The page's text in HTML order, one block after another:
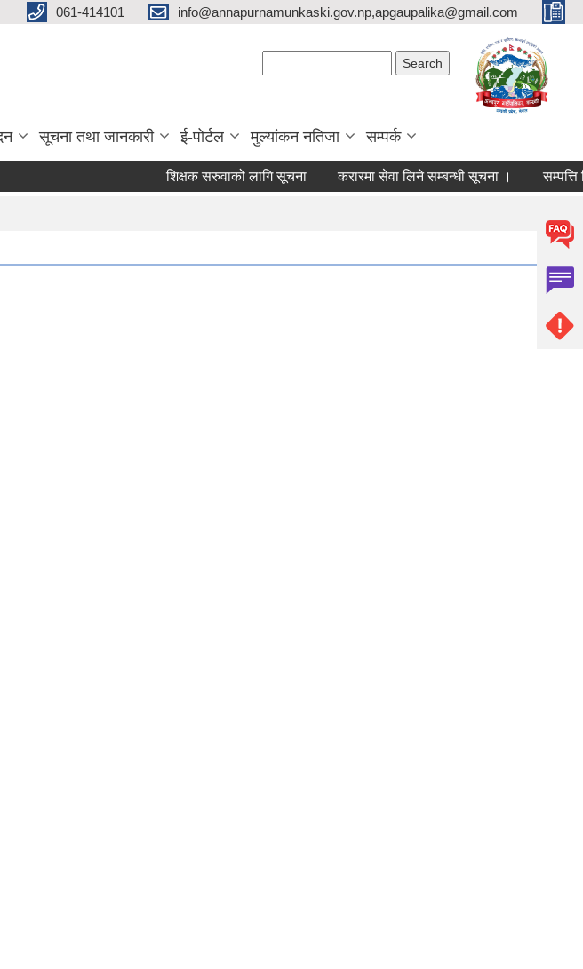
061-414101 info@annapurnamunkaski.gov.np,apgaupalika@gmail.com
सूचना तथा जानकारी ई-पोर्टल मुल्यांकन नतिजा सम्पर्क
शिक्षक सरुवाको लागि सूचना करारमा सेवा लिने सम्बन्धी सूचना । सम्पत्ति बिवरण